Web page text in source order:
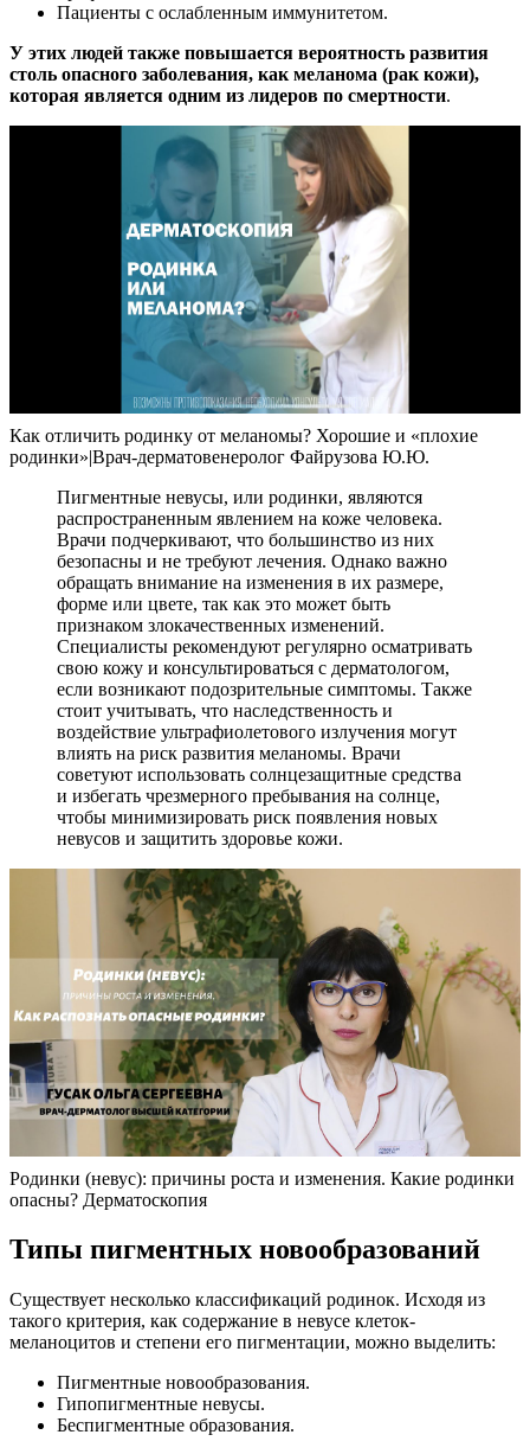
Пациенты с ослабленным иммунитетом.
У этих людей также повышается вероятность развития
столь опасного заболевания, как меланома (рак кожи),
которая является одним из лидеров по смертности.
Как отличить родинку от меланомы? Хорошие и «плохие
родинки»|Врач-дерматовенеролог Файрузова Ю.Ю.
Пигментные невусы, или родинки, являются
распространенным явлением на коже человека.
Врачи подчеркивают, что большинство из них
безопасны и не требуют лечения. Однако важно
обращать внимание на изменения в их размере,
форме или цвете, так как это может быть
признаком злокачественных изменений.
Специалисты рекомендуют регулярно осматривать
свою кожу и консультироваться с дерматологом,
если возникают подозрительные симптомы. Также
стоит учитывать, что наследственность и
воздействие ультрафиолетового излучения могут
влиять на риск развития меланомы. Врачи
советуют использовать солнцезащитные средства
и избегать чрезмерного пребывания на солнце,
чтобы минимизировать риск появления новых
невусов и защитить здоровье кожи.
Родинки (невус): причины роста и изменения. Какие родинки
опасны? Дерматоскопия
Типы пигментных новообразований
Существует несколько классификаций родинок. Исходя из
такого критерия, как содержание в невусе клеток-
меланоцитов и степени его пигментации, можно выделить:
Пигментные новообразования.
Гипопигментные невусы.
Беспигментные образования.